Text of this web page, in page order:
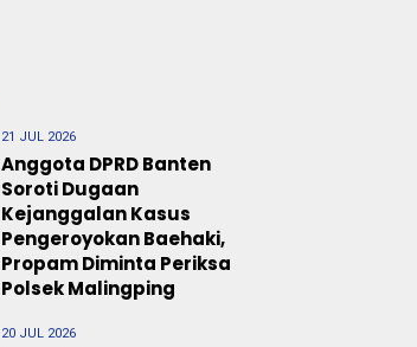
21 JUL 2026
Anggota DPRD Banten
Soroti Dugaan
Kejanggalan Kasus
Pengeroyokan Baehaki,
Propam Diminta Periksa
Polsek Malingping
20 JUL 2026